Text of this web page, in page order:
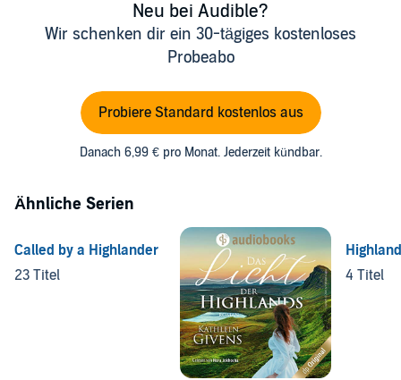
Neu bei Audible?
Wir schenken dir ein 30-tägiges kostenloses
Probeabo
Probiere Standard kostenlos aus
Danach 6,99 € pro Monat. Jederzeit kündbar.
Ähnliche Serien
Called by a Highlander
23 Titel
4 Titel